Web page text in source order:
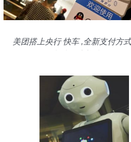
美团搭上央行 快车 ,全新支付方